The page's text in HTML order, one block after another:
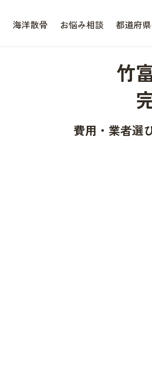
海洋散骨 お悩み相談 都道府
竹
費用・業者選